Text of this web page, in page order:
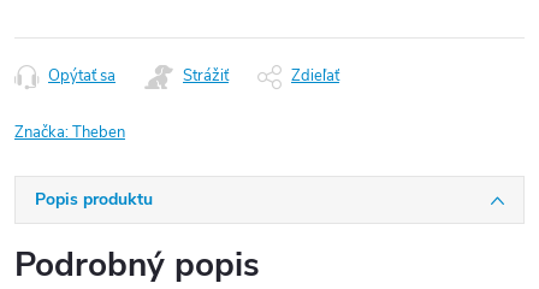
cena:
Opýtať sa Strážiť Zdieľať
Značka:Theben
Popis produktu
Podrobný popis